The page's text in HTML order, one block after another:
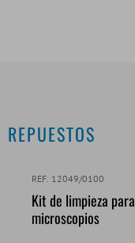
REPUESTOS
REF. 12049/0100
Kit de limpieza para
microscopios